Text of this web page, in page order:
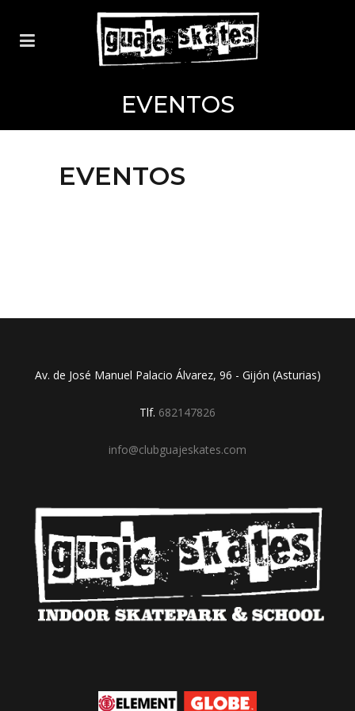
EVENTOS
EVENTOS
Av. de José Manuel Palacio Álvarez, 96 - Gijón (Asturias)
Tlf. 682147826
info@clubguajeskates.com